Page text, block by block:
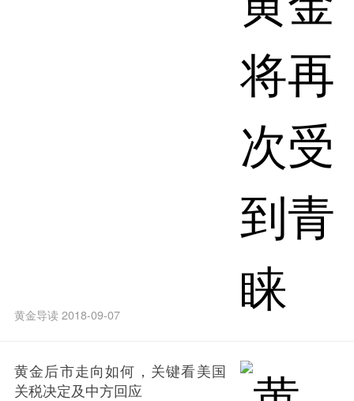
黄金导读 2018-09-07
黄金后市走向如何，关键看美国
关税决定及中方回应